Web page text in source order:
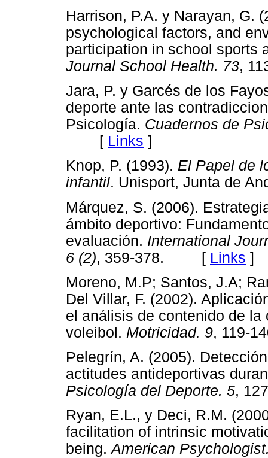
Harrison, P.A. y Narayan, G.
psychological factors, and
participation in school sports
Journal School Health. 73,
Jara, P. y Garcés de los
deporte ante las
Psicología. Cuadernos de
[ Links ]
Knop, P. (1993). El Papel de
infantil. Unisport, Junta de
Márquez, S. (2006).
ámbito deportivo:
evaluación. International
6 (2), 359-378. [ Links ]
Moreno, M.P; Santos, J.A;
Del Villar, F. (2002).
el análisis de contenido de
voleibol. Motricidad. 9,
Pelegrín, A. (2005).
actitudes antideportivas
Psicología del Deporte. 5,
Ryan, E.L., y Deci, R.M.
facilitation of intrinsic
being.American